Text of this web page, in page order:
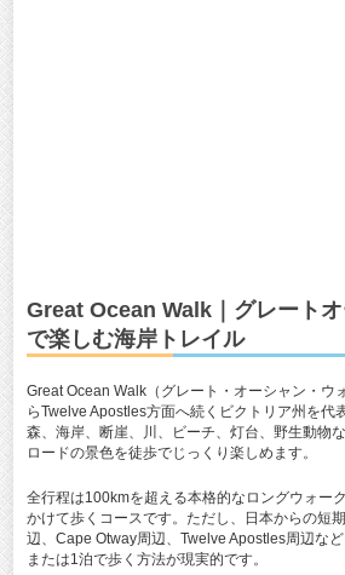
Great Ocean Walk｜グレート
で楽しむ海岸トレイル
Great Ocean Walk（グレート・オーシャン・ウ
らTwelve Apostles方面へ続くビクトリア州を代
森、海岸、断崖、川、ビーチ、灯台、野生動物
ロードの景色を徒歩でじっくり楽しめます。
全行程は100kmを超える本格的なロングウォー
かけて歩くコースです。ただし、日本からの短
辺、Cape Otway周辺、Twelve Apostles周辺な
または1泊で歩く方法が現実的です。